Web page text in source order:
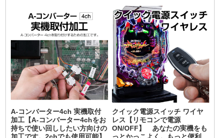
A-コンバーター4ch 実機取付
加工【A-コンバーター4chをお
持ちで使い回ししたい方向けの
クイック電源スイッチ ワイヤ
レス【リモコンで電源
ON/OFF】 あなたの実機をも